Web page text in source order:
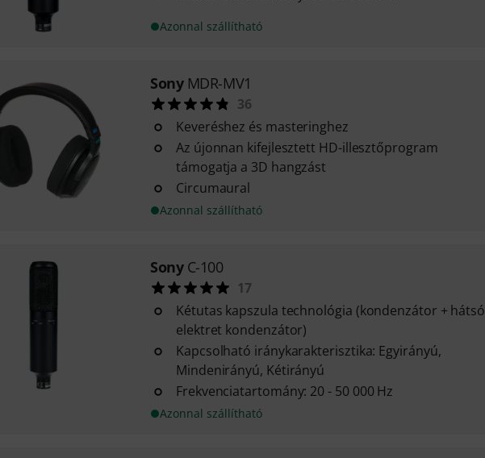
Azonnal szállítható
Sony MDR-MV1
36
Keveréshez és masteringhez
Az újonnan kifejlesztett HD-illesztőprogram
támogatja a 3D hangzást
Circumaural
Azonnal szállítható
Sony C-100
17
Kétutas kapszula technológia (kondenzátor + hátsó
elektret kondenzátor)
Kapcsolható iránykarakterisztika: Egyirányú,
Mindenirányú, Kétirányú
Frekvenciatartomány: 20 - 50 000 Hz
Azonnal szállítható